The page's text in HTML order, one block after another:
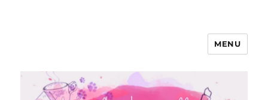
Apologie d'une Shopping-addicte
MENU